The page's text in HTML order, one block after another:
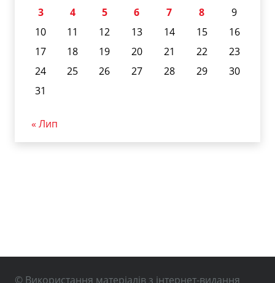
3
4 5 6 7 8
9
10
11 12 13 14 15
16
17
18 19 20 21 22
23
24
25 26 27 28 29
30
31
« Лип
© Використання матеріалів з інтернет-видання